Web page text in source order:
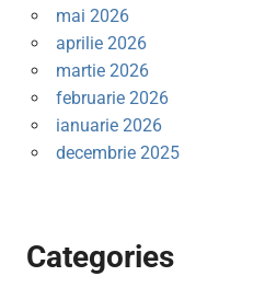
mai 2026
aprilie 2026
martie 2026
februarie 2026
ianuarie 2026
decembrie 2025
Categories